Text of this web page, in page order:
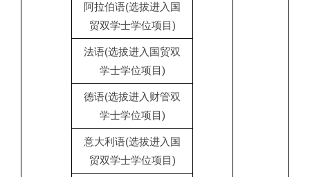
阿拉伯语(选拔进入国
贸双学士学位项目)
法语(选拔进入国贸双
学士学位项目)
德语(选拔进入财管双
学士学位项目)
意大利语(选拔进入国
贸双学士学位项目)